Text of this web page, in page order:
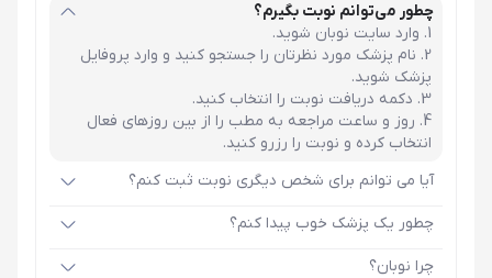
چطور می‌توانم نوبت بگیرم؟
وارد سایت نوبان شوید.
نام پزشک مورد نظرتان را جستجو کنید و وارد پروفایل
پزشک شوید.
دکمه دریافت نوبت را انتخاب کنید.
روز و ساعت مراجعه به مطب را از بین روزهای فعال
انتخاب کرده و نوبت را رزرو کنید.
آیا می توانم برای شخص دیگری نوبت ثبت کنم؟
چطور یک پزشک خوب پیدا کنم؟
چرا نوبان؟